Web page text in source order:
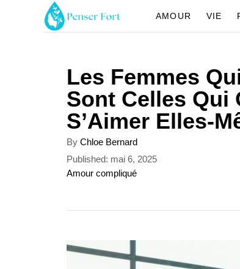
AMOUR VIE
Les Femmes
Sont Celles Qui
S’Aimer Elles-
By A
u
r
Chloe Bernard
P
o
o
Published: mai 6, 2025
C
o
Amour compliqué